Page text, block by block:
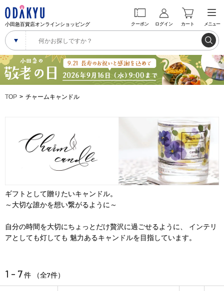
小田急百貨店オンラインショッピング クーポン ログイン カート メニュー
TOP チャームキャンドル
ギフトとして贈りたいキャンドル。
～大切な誰かを想い繋がるように～
自分の時間を大切にちょっとだけ贅沢に過ごせるように、 インテリ
アとしても灯しても 魅力あるキャンドルを目指しています。
1 - 7件 （全7件）